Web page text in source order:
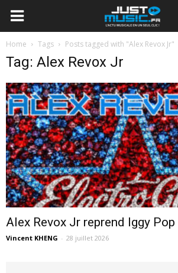
Home Tags Posts tagged with "Alex Revox Jr"
Tag: Alex Revox Jr
Alex Revox Jr reprend Iggy Pop
Vincent KHENG - 28 juillet 2026